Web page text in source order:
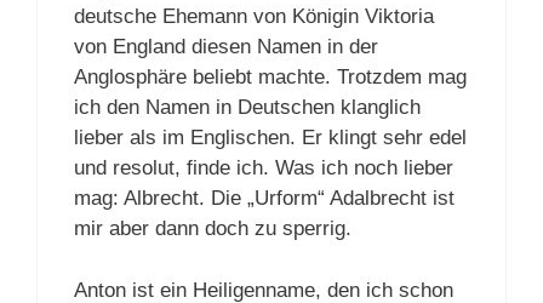
deutsche Ehemann von Königin Viktoria
von England diesen Namen in der
Anglosphäre beliebt machte. Trotzdem mag
ich den Namen in Deutschen klanglich
lieber als im Englischen. Er klingt sehr edel
und resolut, finde ich. Was ich noch lieber
mag: Albrecht. Die „Urform“ Adalbrecht ist
mir aber dann doch zu sperrig.
Anton ist ein Heiligenname, den ich schon